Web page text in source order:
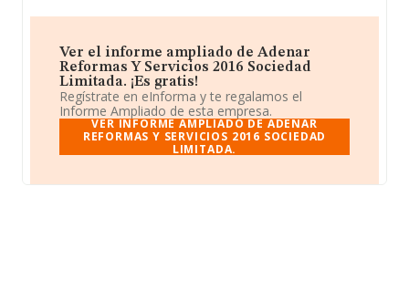
Ver el informe ampliado de Adenar
Reformas Y Servicios 2016 Sociedad
Limitada. ¡Es gratis!
Regístrate en eInforma y te regalamos el
Informe Ampliado de esta empresa.
VER INFORME AMPLIADO DE ADENAR
REFORMAS Y SERVICIOS 2016 SOCIEDAD
LIMITADA.